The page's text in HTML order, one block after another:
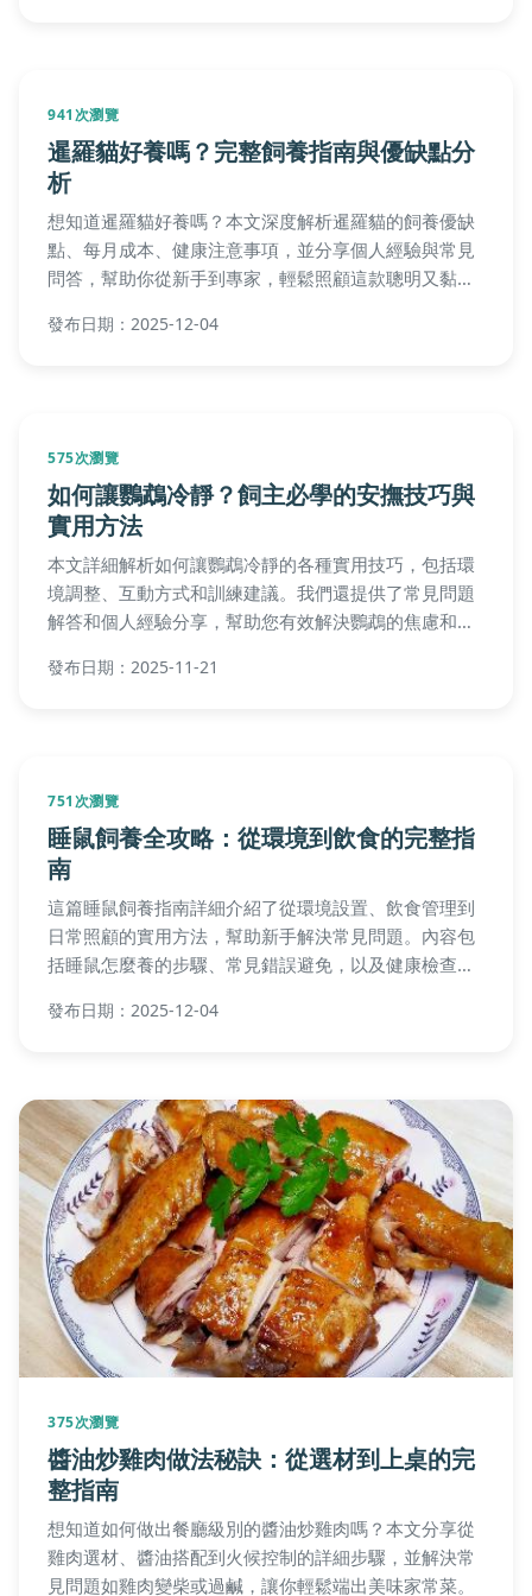
941次瀏覽
暹羅貓好養嗎？完整飼養指南與優缺點分
析
想知道暹羅貓好養嗎？本文深度解析暹羅貓的飼養優缺
點、每月成本、健康注意事項，並分享個人經驗與常見
問答，幫助你從新手到專家，輕鬆照顧這款聰明又黏人
發布日期：2025-12-04
575次瀏覽
如何讓鸚鵡冷靜？飼主必學的安撫技巧與
實用方法
本文詳細解析如何讓鸚鵡冷靜的各種實用技巧，包括環
境調整、互動方式和訓練建議。我們還提供了常見問題
解答和個人經驗分享，幫助您有效解決鸚鵡的焦慮和壓
立更和諧的寵物關係。
發布日期：2025-11-21
751次瀏覽
睡鼠飼養全攻略：從環境到飲食的完整指
南
這篇睡鼠飼養指南詳細介紹了從環境設置、飲食管理到
日常照顧的實用方法，幫助新手解決常見問題。內容包
括睡鼠怎麼養的步驟、常見錯誤避免，以及健康檢查技
發布日期：2025-12-04
375次瀏覽
醬油炒雞肉做法秘訣：從選材到上桌的完
整指南
想知道如何做出餐廳級別的醬油炒雞肉嗎？本文分享從
雞肉選材、醬油搭配到火候控制的詳細步驟，並解決常
見問題如雞肉變柴或過鹹，讓你輕鬆端出美味家常菜。